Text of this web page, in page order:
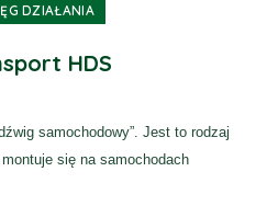
DZIAŁANIA
HDS
samochodowy”. Jest to rodzaj
się na samochodach